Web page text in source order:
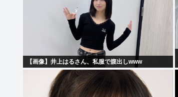
【画像】井上はるさん、私服で腹出しwww